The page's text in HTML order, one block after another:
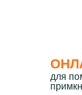
для